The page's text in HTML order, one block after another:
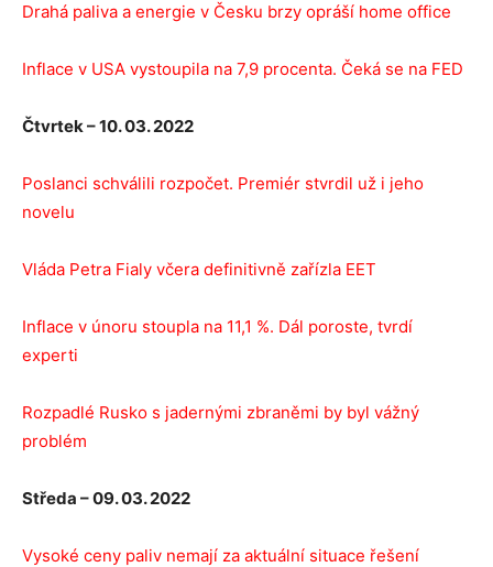
Drahá paliva a energie v Česku brzy opráší home office
Inflace v USA vystoupila na 7,9 procenta. Čeká se na FED
Čtvrtek – 10. 03. 2022
Poslanci schválili rozpočet. Premiér stvrdil už i jeho
novelu
Vláda Petra Fialy včera definitivně zařízla EET
Inflace v únoru stoupla na 11,1 %. Dál poroste, tvrdí
experti
Rozpadlé Rusko s jadernými zbraněmi by byl vážný
problém
Středa – 09. 03. 2022
Vysoké ceny paliv nemají za aktuální situace řešení